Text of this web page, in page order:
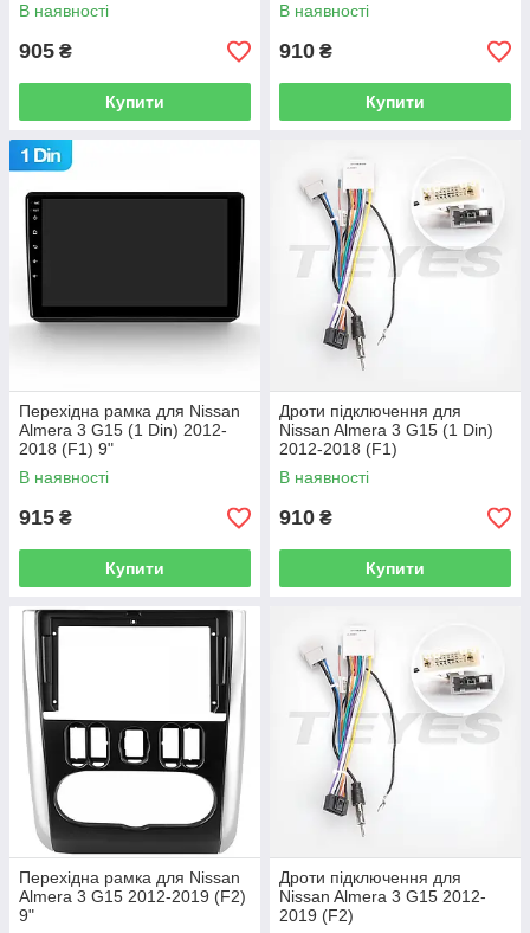
В наявності
905 ₴
Купити
В наявності
910 ₴
Купити
Перехідна рамка для Nissan
Almera 3 G15 (1 Din) 2012-
2018 (F1) 9"
В наявності
915 ₴
Купити
Дроти підключення для
Nissan Almera 3 G15 (1 Din)
2012-2018 (F1)
В наявності
910 ₴
Купити
Перехідна рамка для Nissan
Almera 3 G15 2012-2019 (F2)
9"
Дроти підключення для
Nissan Almera 3 G15 2012-
2019 (F2)